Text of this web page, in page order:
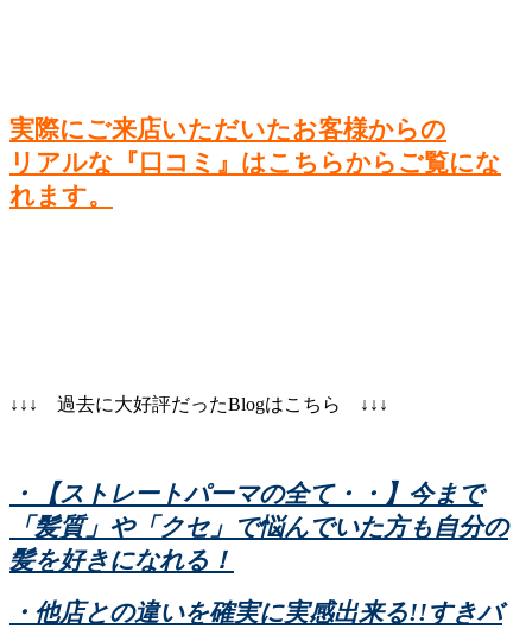
実際にご来店いただいたお客様からの
リアルな『口コミ』はこちらからご覧にな
れます。
↓↓↓ 過去に大好評だったBlogはこちら ↓↓↓
・【ストレートパーマの全て・・】今まで
「髪質」や「クセ」で悩んでいた方も自分の
髪を好きになれる！
・他店との違いを確実に実感出来る!!すきバ